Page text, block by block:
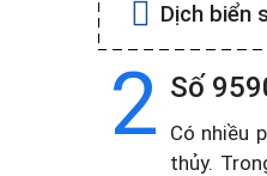
Dịch biển
2 Số
Có nhiều
thủy.